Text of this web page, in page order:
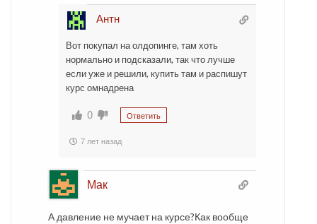
Антн
Вот покупал на олдопинге, там хоть
нормально и подсказали, так что лучше
если уже и решили, купить там и распишут
курс омнадрена
0 Ответить
7 лет назад
Мак
А давление не мучает на курсе?Как вообще